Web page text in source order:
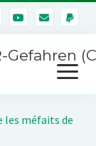
Menü
öffnen
méfaits de